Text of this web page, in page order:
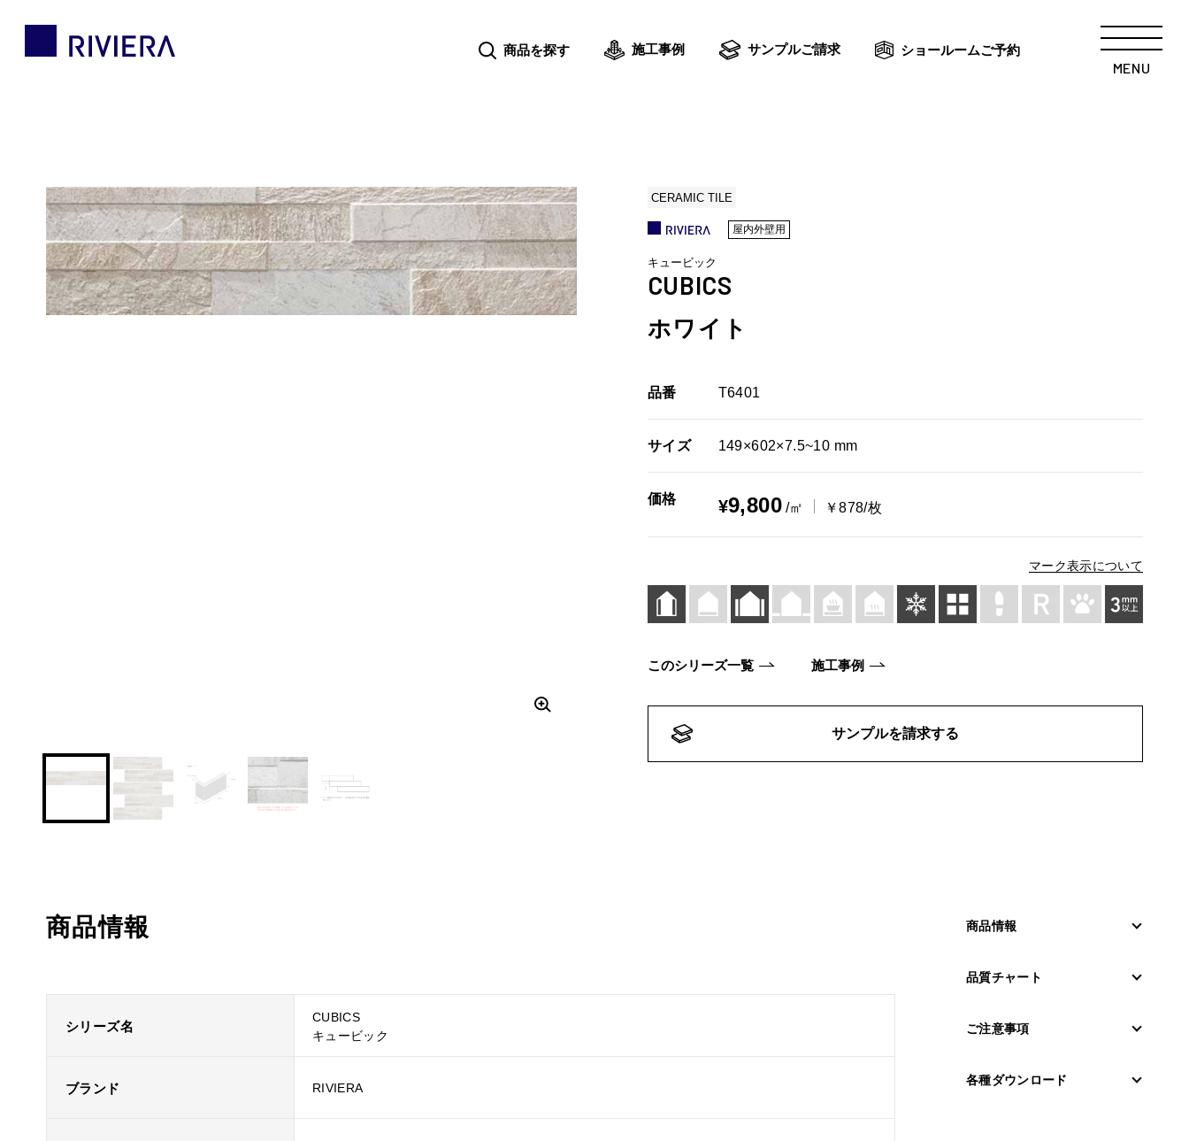
商品を探す 施工事例 サンプルご請求 ショールームご予約
MENU
CERAMIC TILE
屋内外壁用
キュービック
CUBICS
ホワイト
品番 T6401
サイズ 149×602×7.5~10 mm
価格 ¥9,800 /㎡ ￥878/枚
マーク表示について
このシリーズ一覧 施工事例
サンプルを請求する
商品情報
品質チャート
ご注意事項
各種ダウンロード
商品情報
シリーズ名
CUBICS
キュービック
ブランド RIVIERA